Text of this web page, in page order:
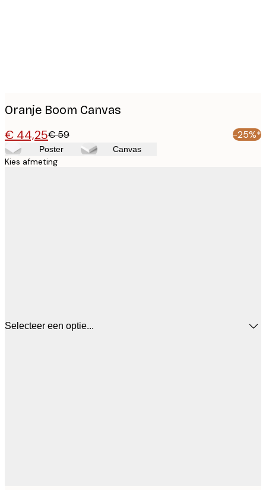
Oranje Boom Canvas
€ 44,25€ 59 -25%*
Poster Canvas
Kies afmeting
Selecteer een optie...